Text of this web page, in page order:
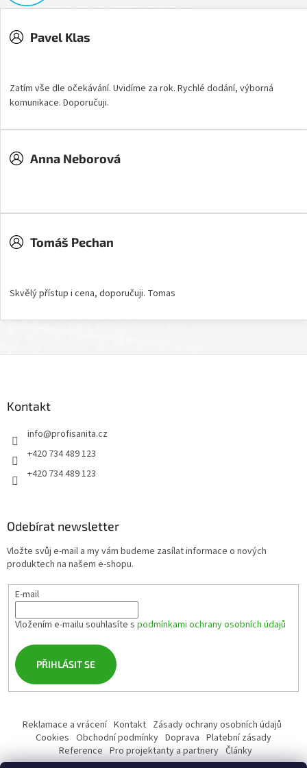
Pavel Klas
Zatím vše dle očekávání. Uvidíme za rok. Rychlé dodání, výborná
komunikace. Doporučuji.
Anna Neborová
Tomáš Pechan
Skvělý přístup i cena, doporučuji. Tomas
Kontakt
info@profisanita.cz
+420 734 489 123
+420 734 489 123
Odebírat newsletter
Vložte svůj e-mail a my vám budeme zasílat informace o nových
produktech na našem e-shopu.
E-mail
Vložením e-mailu souhlasíte s podmínkami ochrany osobních údajů
PŘIHLÁSIT SE
Reklamace a vrácení Kontakt Zásady ochrany osobních údajů
Cookies Obchodní podmínky Doprava Platební zásady
Reference Pro projektanty a partnery Články